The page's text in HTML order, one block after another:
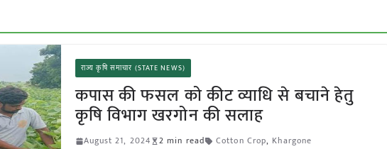
राज्य कृषि समाचार (STATE NEWS)
कपास की फसल को कीट व्याधि से बचाने हेतु
कृषि विभाग खरगोन की सलाह
August 21, 2024 2 min read Cotton Crop, Khargone